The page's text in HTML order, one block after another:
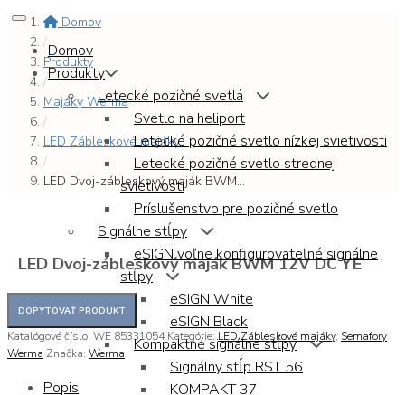
Domov
Produkty
Letecké pozičné svetlá
Svetlo na heliport
Letecké pozičné svetlo nízkej svietivosti
Letecké pozičné svetlo strednej
svietivosti
Príslušenstvo pre pozičné svetlo
Signálne stĺpy
eSIGN voľne konfigurovateľné signálne
stĺpy
eSIGN White
eSIGN Black
Kompaktné signálne stĺpy
Signálny stĺp RST 56
KOMPAKT 37
Domov
/
Produkty
/
Majáky Werma
/
LED Zábleskové majáky
/
LED Dvoj-zábleskový maják BWM...
LED Dvoj-zábleskový maják BWM 12V DC YE
Katalógové číslo: WE 85331054 Kategórie:LED Zábleskové majáky, Semafory
Werma Značka: Werma
Popis